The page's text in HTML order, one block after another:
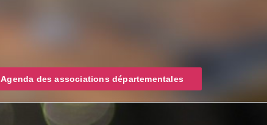
Agenda des associations départementales